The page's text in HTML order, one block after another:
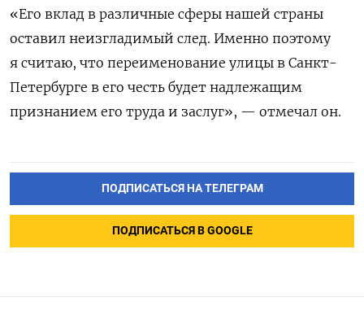
«Его вклад в различные сферы нашей страны
оставил неизгладимый след. Именно поэтому
я считаю, что переименование улицы в Санкт-
Петербурге в его честь будет надлежащим
признанием его труда и заслуг», — отмечал он.
ПОДПИСАТЬСЯ НА ТЕЛЕГРАМ
ПОДПИСАТЬСЯ В GOOGLE